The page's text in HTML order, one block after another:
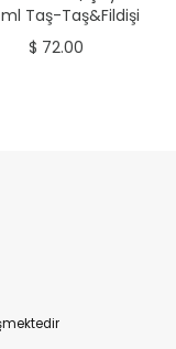
ml Taş-Taş&Fildişi
$ 72.00